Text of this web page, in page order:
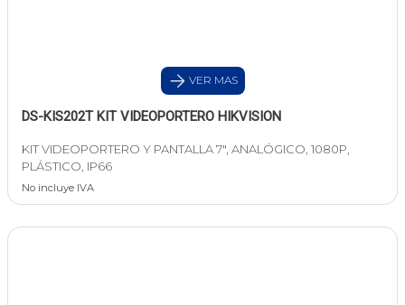
VER MAS
DS-KIS202T KIT VIDEOPORTERO HIKVISION
KIT VIDEOPORTERO Y PANTALLA 7", ANALÓGICO, 1080P,
PLÁSTICO, IP66
No incluye IVA